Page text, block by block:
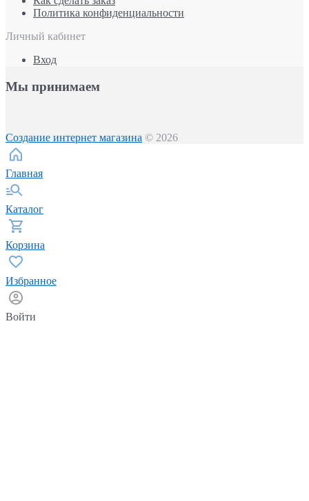
Политика конфиденциальности
Личный кабинет
Вход
Мы принимаем
Создание интернет магазина © 2026
Главная
Каталог
Корзина
Избранное
Войти